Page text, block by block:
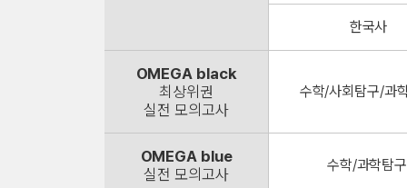
한국사
OMEGA black
최상위권
실전 모의고사
수학/사회탐구/과
OMEGA blue
실전 모의고사
수학/과학탐구